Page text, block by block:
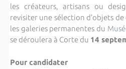
les créateurs, artisans ou
revisiter une sélection d’objets
les galeries permanentes du
se déroulera à Corte du 14
Pour candidater